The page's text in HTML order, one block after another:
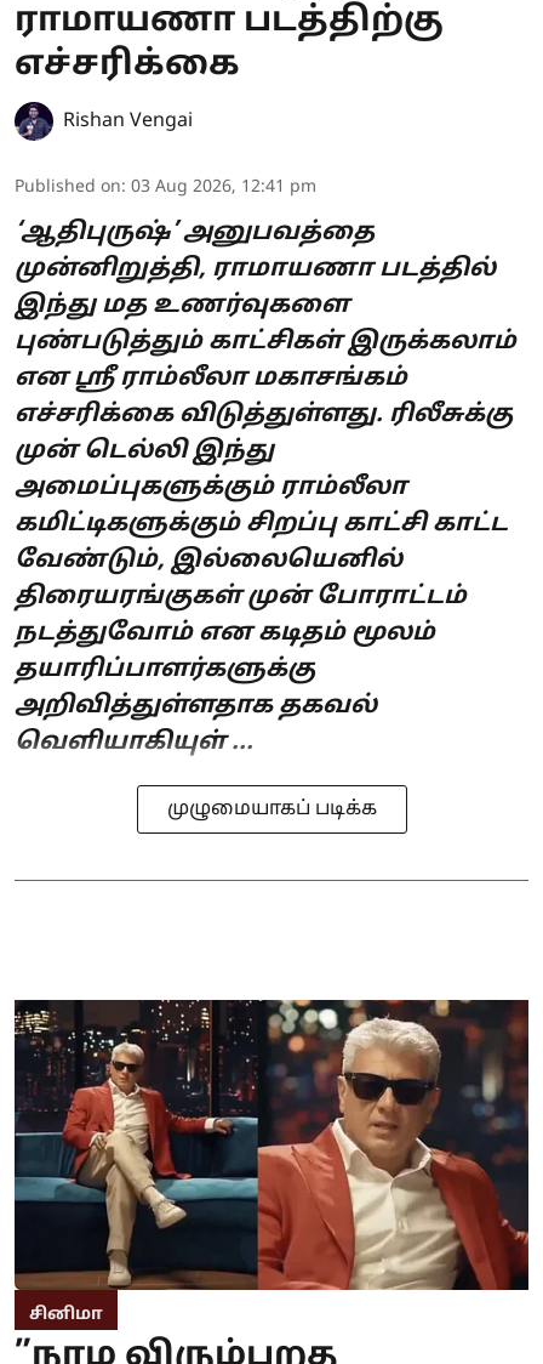
ராமாயணா படத்திற்கு
எச்சரிக்கை
Rishan Vengai
Published on: 03 Aug 2026, 12:41 pm
‘ஆதிபுருஷ்’ அனுபவத்தை
முன்னிறுத்தி, ராமாயணா படத்தில்
இந்து மத உணர்வுகளை
புண்படுத்தும் காட்சிகள் இருக்கலாம்
என ஸ்ரீ ராம்லீலா மகாசங்கம்
எச்சரிக்கை விடுத்துள்ளது. ரிலீசுக்கு
முன் டெல்லி இந்து
அமைப்புகளுக்கும் ராம்லீலா
கமிட்டிகளுக்கும் சிறப்பு காட்சி காட்ட
வேண்டும், இல்லையெனில்
திரையரங்குகள் முன் போராட்டம்
நடத்துவோம் என கடிதம் மூலம்
தயாரிப்பாளர்களுக்கு
அறிவித்துள்ளதாக தகவல்
வெளியாகியுள் ...
முழுமையாகப் படிக்க
சினிமா